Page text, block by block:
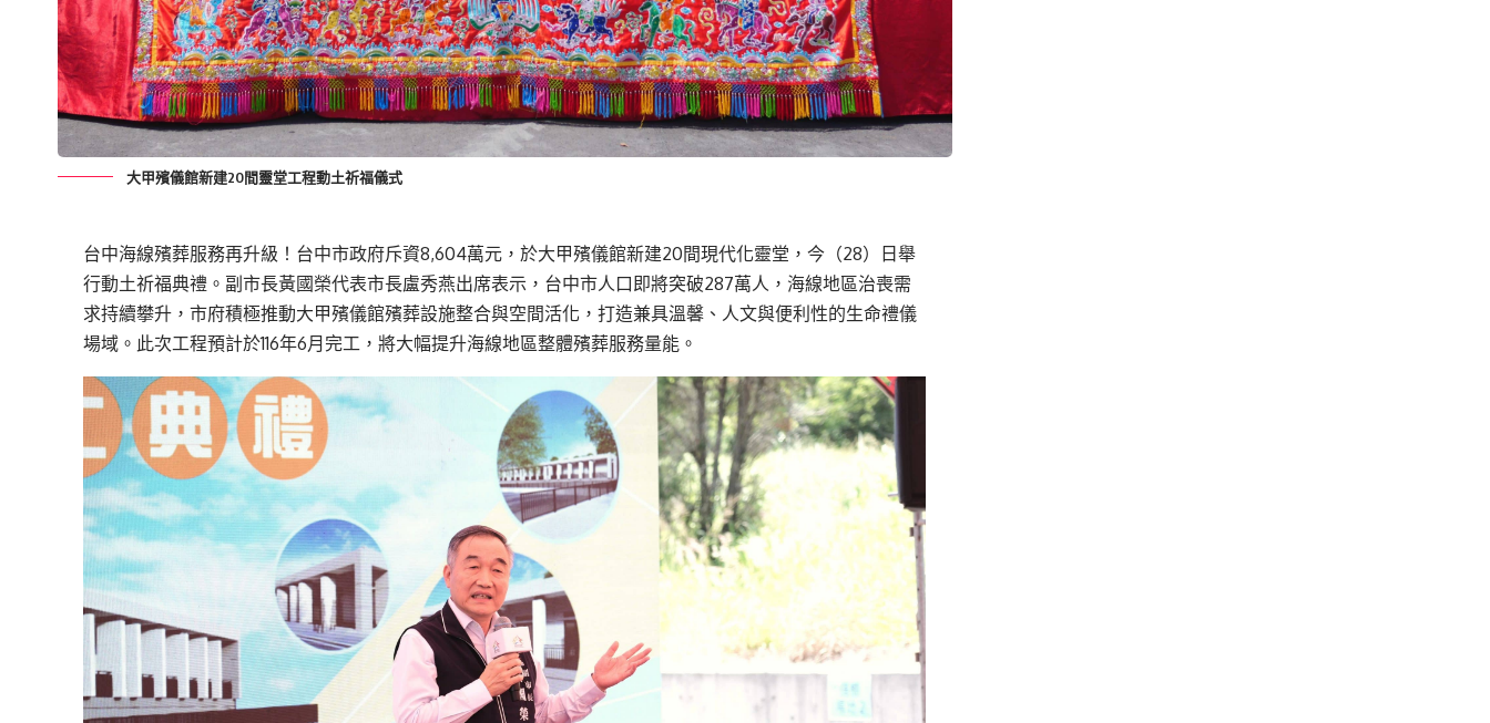
大甲殯儀館新建20間靈堂工程動土祈福儀式
台中海線殯葬服務再升級！台中市政府斥資8,604萬元，於大甲殯儀館新建20間現代化靈堂，今（28）日舉
行動土祈福典禮。副市長黃國榮代表市長盧秀燕出席表示，台中市人口即將突破287萬人，海線地區治喪需
求持續攀升，市府積極推動大甲殯儀館殯葬設施整合與空間活化，打造兼具溫馨、人文與便利性的生命禮儀
場域。此次工程預計於116年6月完工，將大幅提升海線地區整體殯葬服務量能。